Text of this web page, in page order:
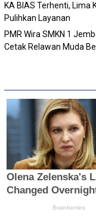
KA BIAS Terhenti, Lima
Pulihkan Layanan
PMR Wira SMKN 1
Cetak Relawan Muda